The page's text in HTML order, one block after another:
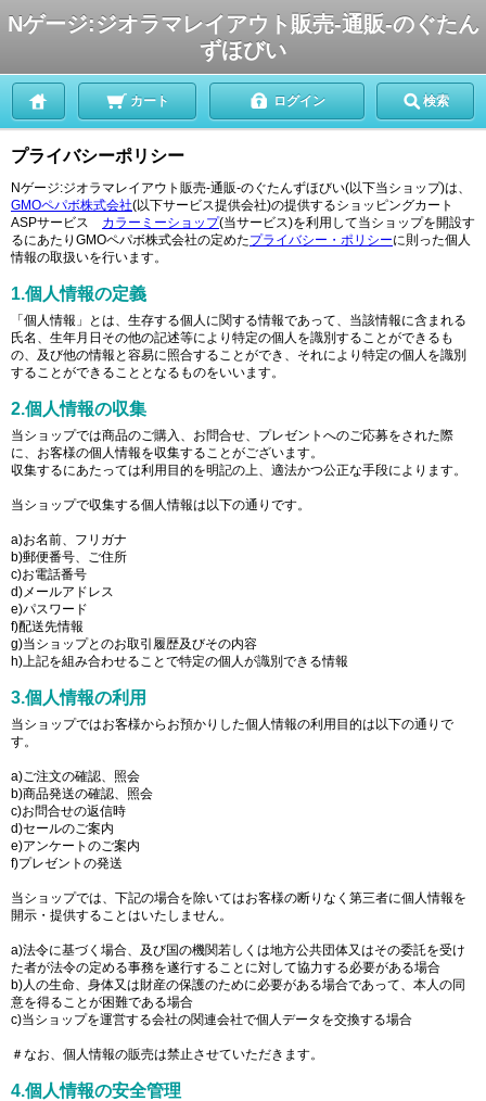
Nゲージ:ジオラマレイアウト販売-通販-のぐたん
ずほびい
カート ログイン 検索
プライバシーポリシー
Nゲージ:ジオラマレイアウト販売-通販-のぐたんずほびい(以下当ショップ)は、
GMOペパボ株式会社(以下サービス提供会社)の提供するショッピングカート
ASPサービス カラーミーショップ(当サービス)を利用して当ショップを開設す
るにあたりGMOペパボ株式会社の定めたプライバシー・ポリシーに則った個人
情報の取扱いを行います。
1.個人情報の定義
「個人情報」とは、生存する個人に関する情報であって、当該情報に含まれる
氏名、生年月日その他の記述等により特定の個人を識別することができるも
の、及び他の情報と容易に照合することができ、それにより特定の個人を識別
することができることとなるものをいいます。
2.個人情報の収集
当ショップでは商品のご購入、お問合せ、プレゼントへのご応募をされた際
に、お客様の個人情報を収集することがございます。
収集するにあたっては利用目的を明記の上、適法かつ公正な手段によります。
当ショップで収集する個人情報は以下の通りです。
a)お名前、フリガナ
b)郵便番号、ご住所
c)お電話番号
d)メールアドレス
e)パスワード
f)配送先情報
g)当ショップとのお取引履歴及びその内容
h)上記を組み合わせることで特定の個人が識別できる情報
3.個人情報の利用
当ショップではお客様からお預かりした個人情報の利用目的は以下の通りで
す。
a)ご注文の確認、照会
b)商品発送の確認、照会
c)お問合せの返信時
d)セールのご案内
e)アンケートのご案内
f)プレゼントの発送
当ショップでは、下記の場合を除いてはお客様の断りなく第三者に個人情報を
開示・提供することはいたしません。
a)法令に基づく場合、及び国の機関若しくは地方公共団体又はその委託を受け
た者が法令の定める事務を遂行することに対して協力する必要がある場合
b)人の生命、身体又は財産の保護のために必要がある場合であって、本人の同
意を得ることが困難である場合
c)当ショップを運営する会社の関連会社で個人データを交換する場合
＃なお、個人情報の販売は禁止させていただきます。
4.個人情報の安全管理